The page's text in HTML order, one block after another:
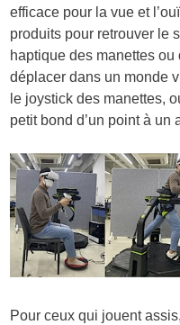
efficace pour la vue et
produits pour retrouver le
haptique des manettes
déplacer dans un monde
le joystick des manettes,
petit bond d’un point à un
Pour ceux qui jouent